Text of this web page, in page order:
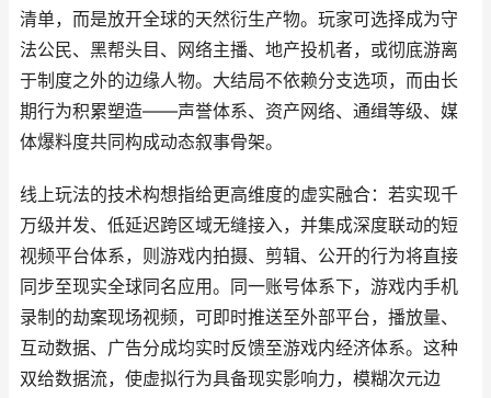
清单，而是放开全球的天然衍生产物。玩家可选择成为守
法公民、黑帮头目、网络主播、地产投机者，或彻底游离
于制度之外的边缘人物。大结局不依赖分支选项，而由长
期行为积累塑造——声誉体系、资产网络、通缉等级、媒
体爆料度共同构成动态叙事骨架。
线上玩法的技术构想指给更高维度的虚实融合：若实现千
万级并发、低延迟跨区域无缝接入，并集成深度联动的短
视频平台体系，则游戏内拍摄、剪辑、公开的行为将直接
同步至现实全球同名应用。同一账号体系下，游戏内手机
录制的劫案现场视频，可即时推送至外部平台，播放量、
互动数据、广告分成均实时反馈至游戏内经济体系。这种
双给数据流，使虚拟行为具备现实影响力，模糊次元边